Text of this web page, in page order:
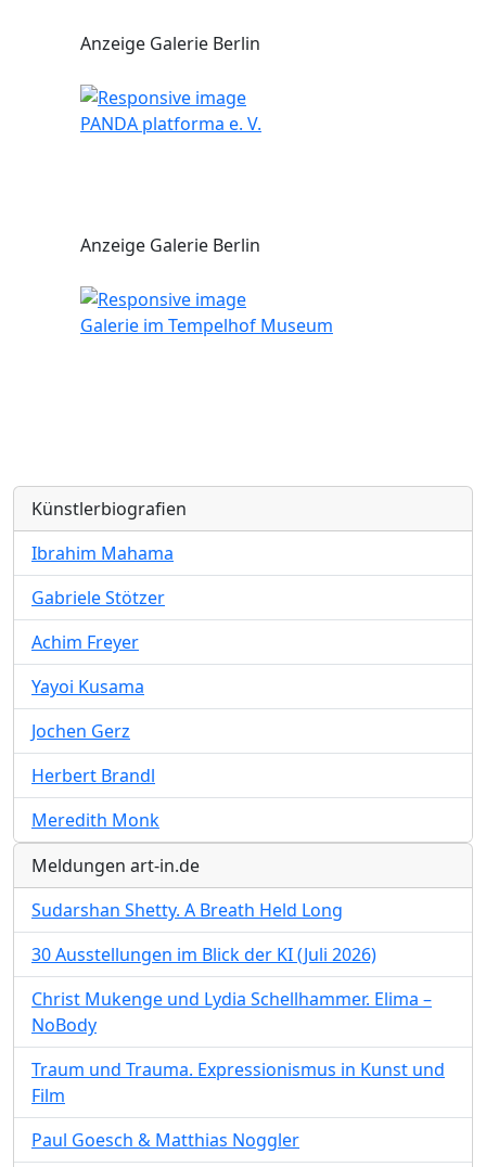
Anzeige Galerie Berlin
PANDA platforma e. V.
Anzeige Galerie Berlin
Galerie im Tempelhof Museum
Künstlerbiografien
Ibrahim Mahama
Gabriele Stötzer
Achim Freyer
Yayoi Kusama
Jochen Gerz
Herbert Brandl
Meredith Monk
Meldungen art-in.de
Sudarshan Shetty. A Breath Held Long
30 Ausstellungen im Blick der KI (Juli 2026)
Christ Mukenge und Lydia Schellhammer. Elima –
NoBody
Traum und Trauma. Expressionismus in Kunst und
Film
Paul Goesch & Matthias Noggler